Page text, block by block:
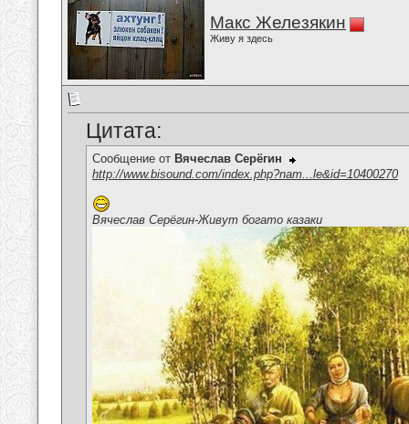
Макс Железякин
Живу я здесь
Цитата:
Сообщение от Вячеслав Серёгин
http://www.bisound.com/index.php?nam...le&id=10400270
Вячеслав Серёгин-Живут богато казаки